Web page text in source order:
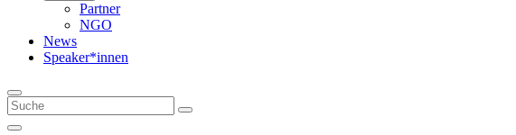
Partner
NGO
News
Speaker*innen